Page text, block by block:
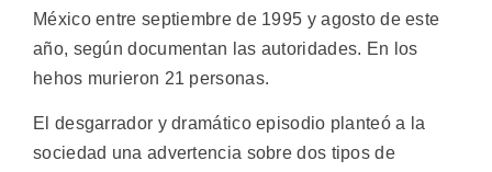
México entre septiembre de 1995 y agosto de este
año, según documentan las autoridades. En los
hehos murieron 21 personas.
El desgarrador y dramático episodio planteó a la
sociedad una advertencia sobre dos tipos de